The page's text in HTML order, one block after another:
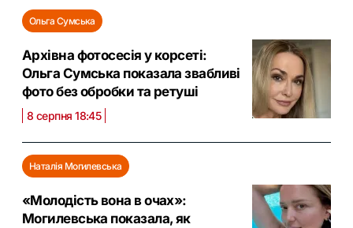
Ольга Сумська
Архівна фотосесія у корсеті:
Ольга Сумська показала звабливі
фото без обробки та ретуші
8 серпня 18:45
Наталія Могилевська
«Молодість вона в очах»:
Могилевська показала, як